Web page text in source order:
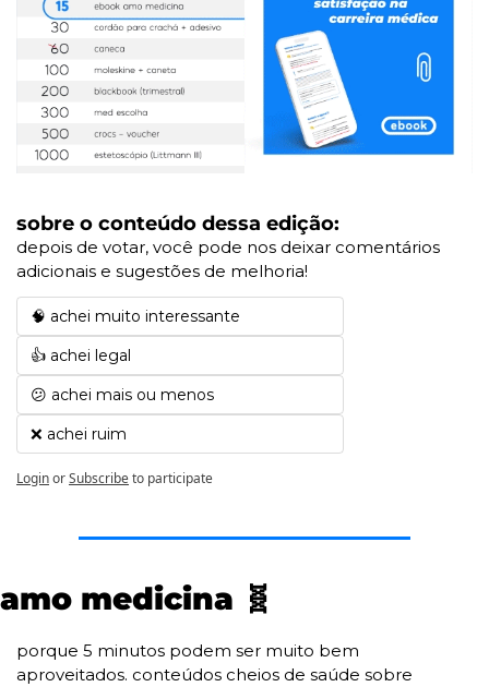
sobre o conteúdo dessa edição:
depois de votar, você pode nos deixar comentários
adicionais e sugestões de melhoria!
🧠 achei muito interessante
👍 achei legal
😕 achei mais ou menos
❌ achei ruim
LoginorSubscribeto participate
amo medicina 🧬
porque 5 minutos podem ser muito bem
aproveitados. conteúdos cheios de saúde sobre